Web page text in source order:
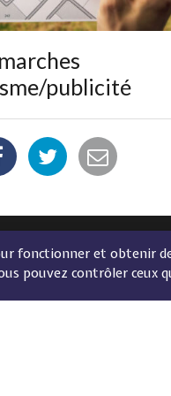
fonctionner et obtenir
pouvez contrôler ceux
publicité